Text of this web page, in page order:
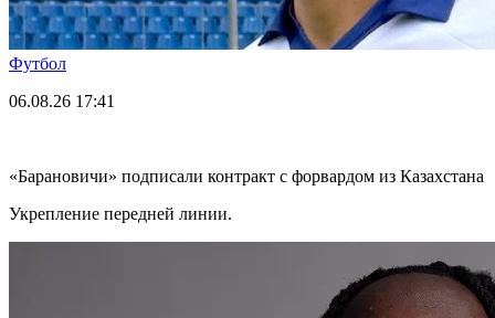
Футбол
06.08.26 17:41
«Барановичи» подписали контракт с форвардом из Казахстана
Укрепление передней линии.